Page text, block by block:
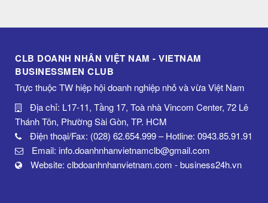
CLB DOANH NHÂN VIỆT NAM - VIETNAM
BUSINESSMEN CLUB
Trực thuộc TW hiệp hội doanh nghiệp nhỏ và vừa Việt Nam
Địa chỉ: L17-11, Tầng 17, Toà nhà Vincom Center, 72 Lê
Thánh Tôn, Phường Sài Gòn, TP. HCM
Điện thoại/Fax: (028) 62.654.999 – Hotline: 0943.85.91.91
Email: info.doanhnhanvietnamclb@gmail.com
Website: clbdoanhnhanvietnam.com - business24h.vn